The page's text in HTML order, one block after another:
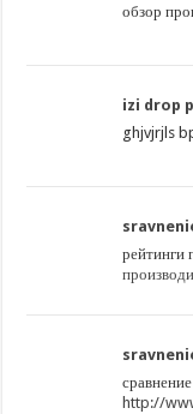
обзор
izi drop
ghjvjrjls
рейтинги
http://